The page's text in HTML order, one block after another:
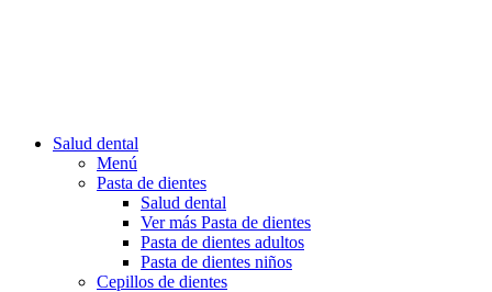
Salud dental
Menú
Pasta de dientes
Salud dental
Ver más Pasta de dientes
Pasta de dientes adultos
Pasta de dientes niños
Cepillos de dientes